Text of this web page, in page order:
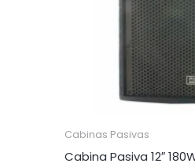
Cabinas Pasivas
Cabina Pasiva 12″